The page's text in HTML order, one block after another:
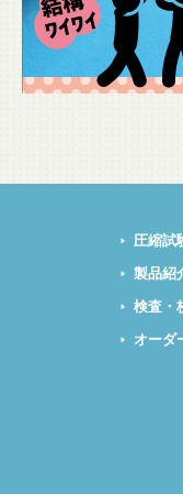
圧縮試
製品紹
検査・
オーダ